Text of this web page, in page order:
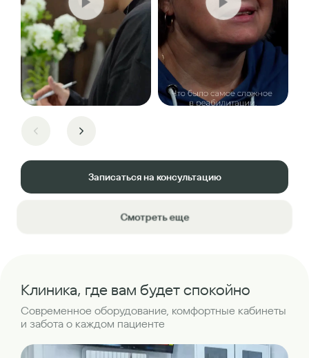
Записаться на консультацию
Смотреть еще
Клиника, где вам будет спокойно
Современное оборудование, комфортные кабинеты
и забота о каждом пациенте